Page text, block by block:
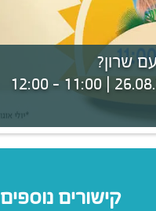
שרון?
קישורים נוספים